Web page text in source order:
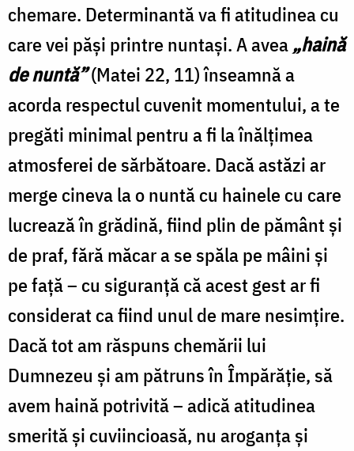
chemare. Determinantă va fi atitudinea cu
care vei păşi printre nuntaşi. A avea„haină
de nuntă”(Matei 22, 11) înseamnă a
acorda respectul cuvenit momentului, a te
pregăti minimal pentru a fi la înălţimea
atmosferei de sărbătoare. Dacă astăzi ar
merge cineva la o nuntă cu hainele cu care
lucrează în grădină, fiind plin de pământ şi
de praf, fără măcar a se spăla pe mâini şi
pe faţă – cu siguranţă că acest gest ar fi
considerat ca fiind unul de mare nesimţire.
Dacă tot am răspuns chemării lui
Dumnezeu şi am pătruns în Împărăţie, să
avem haină potrivită – adică atitudinea
smerită şi cuviincioasă, nu aroganţa şi